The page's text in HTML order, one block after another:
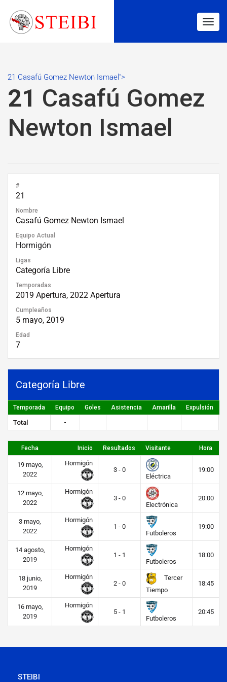
21 Casafú Gomez Newton Ismael">
21 Casafú Gomez
Newton Ismael
#
21
Nombre
Casafú Gomez Newton Ismael
Equipo Actual
Hormigón
Ligas
Categoría Libre
Temporadas
2019 Apertura, 2022 Apertura
Cumpleaños
5 mayo, 2019
Edad
7
Categoría Libre
Temporada Equipo Goles Asistencia Amarilla Expulsión
Total -
Fecha Inicio Resultados Visitante Hora
19 mayo,
2022
Hormigón
3 - 0
Eléctrica
19:00
12 mayo,
2022
Hormigón
3 - 0
Electrónica
20:00
3 mayo,
2022
Hormigón
1 - 0
Futboleros
19:00
14 agosto,
2019
Hormigón
1 - 1
Futboleros
18:00
18 junio,
2019
Hormigón
2 - 0
Tercer
Tiempo
18:45
16 mayo,
2019
Hormigón
5 - 1
Futboleros
20:45
STEIBI